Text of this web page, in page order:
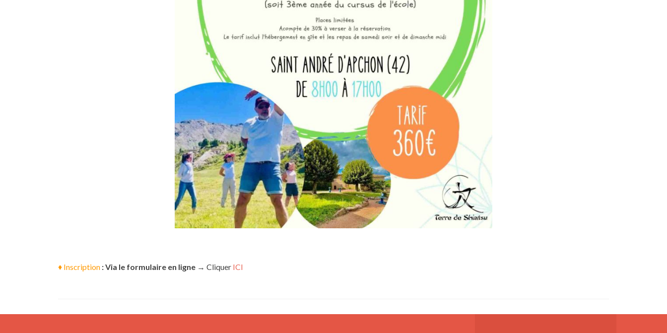
♦ Inscription : Via le formulaire en ligne → Cliquer ICI